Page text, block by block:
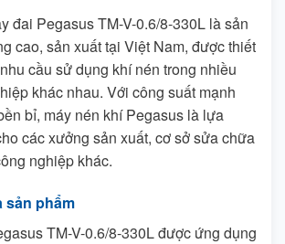
đai Pegasus TM-V-0.6/8-330L là sản
cao, sản xuất tại Việt Nam, được thiết
cầu sử dụng khí nén trong nhiều
khác nhau. Với công suất mạnh
bỉ, máy nén khí Pegasus là lựa
các xưởng sản xuất, cơ sở sửa chữa
nghiệp khác.
sản phẩm
TM-V-0.6/8-330L được ứng dụng